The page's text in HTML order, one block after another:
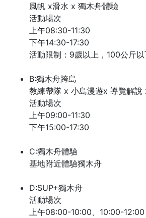
風帆 x滑水 x 獨木舟體驗
活動場次
上午08:30-11:30
下午14:30-17:30
活動限制：9歲以上，100公斤
B:獨木舟跨島
教練帶隊 x 小島漫遊x 導覽解說
活動場次
上午09:00-11:30
下午15:00-17:30
C:獨木舟體驗
基地附近體驗獨木舟
D:SUP+獨木舟
活動場次
上午08:00-10:00、10:00-12:00